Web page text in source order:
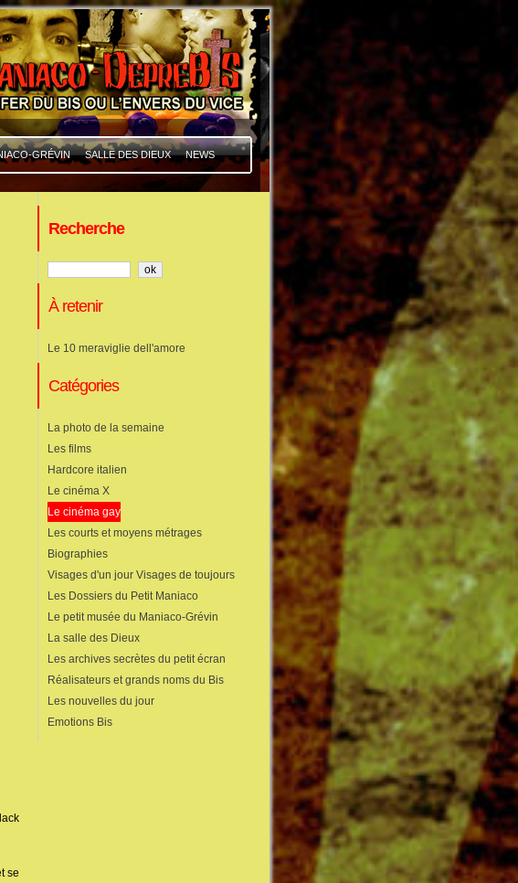
GRÉVIN SALLE DES DIEUX NEWS
se
Recherche
À retenir
Le 10 meraviglie dell'amore
Catégories
La photo de la semaine
Les films
Hardcore italien
Le cinéma X
Le cinéma gay
Les courts et moyens métrages
Biographies
Visages d'un jour Visages de toujours
Les Dossiers du Petit Maniaco
Le petit musée du Maniaco-Grévin
La salle des Dieux
Les archives secrètes du petit écran
Réalisateurs et grands noms du Bis
Les nouvelles du jour
Emotions Bis